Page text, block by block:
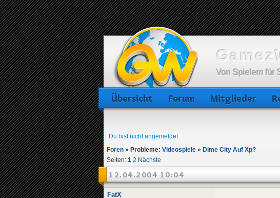
Von Spielern für
Übersicht Forum Mitglieder
Du bist nicht angemeldet.
Foren » Probleme: Videospiele » Dime City Auf Xp?
Seiten: 1 2 Nächste
12.04.2004 10:04
FatX